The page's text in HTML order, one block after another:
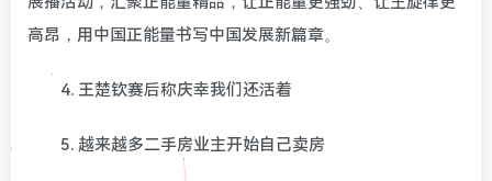
高昂，用中国正能量书写中国发展新篇章。
4. 王楚钦赛后称庆幸我们还活着
5. 越来越多二手房业主开始自己卖房